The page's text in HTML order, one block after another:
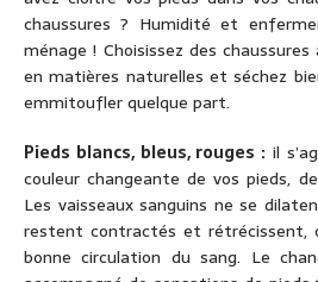
chaussures ? Humidité et
ménage ! Choisissez des
en matières naturelles et séchez
emmitoufler quelque part.
Pieds blancs, bleus, rouges : il
couleur changeante de vos pieds,
Les vaisseaux sanguins ne se
restent contractés et rétrécissent,
bonne circulation du sang. Le